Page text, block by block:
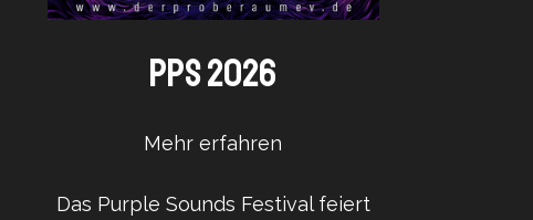
PPS 2026
Mehr erfahren
Das Purple Sounds Festival feiert